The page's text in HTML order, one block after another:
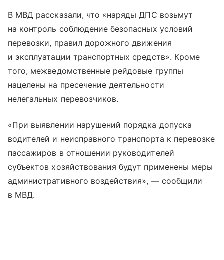
В МВД рассказали, что «наряды ДПС возьмут
на контроль соблюдение безопасных условий
перевозки, правил дорожного движения
и эксплуатации транспортных средств». Кроме
того, межведомственные рейдовые группы
нацелены на пресечение деятельности
нелегальных перевозчиков.
«При выявлении нарушений порядка допуска
водителей и неисправного транспорта к перевозке
пассажиров в отношении руководителей
субъектов хозяйствования будут применены меры
административного воздействия», — сообщили
в МВД.